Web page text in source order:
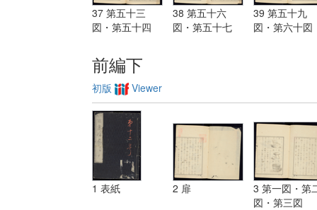
37 第五十三
図・第五十四
38 第五十六
図・第五十七
39 第五十九
図・第六十図
前編下
初版 Viewer
1 表紙 2 扉
3 第一図・第
図・第三図